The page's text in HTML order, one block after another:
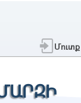
Մուտք